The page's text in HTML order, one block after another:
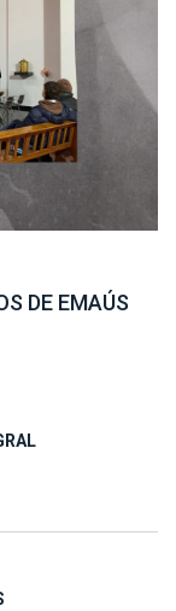
DE EMAÚS